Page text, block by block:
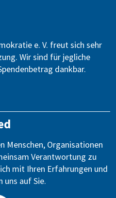
e. V. freut sich sehr
Wir sind für jegliche
dankbar.
Menschen, Organisationen
Verantwortung zu
mit Ihren Erfahrungen und
uns auf Sie.